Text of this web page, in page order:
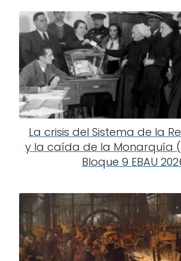
La crisis del Sistema de la
y la caída de la Monarquía
Bloque 9 EBAU